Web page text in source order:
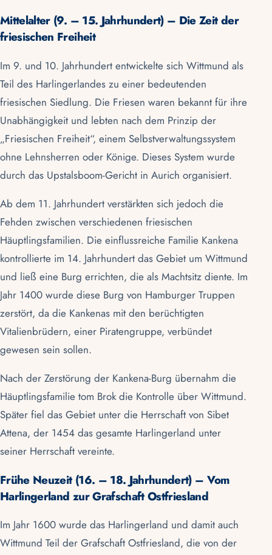
Mittelalter (9. – 15. Jahrhundert) – Die Zeit der
friesischen Freiheit
Im 9. und 10. Jahrhundert entwickelte sich Wittmund als
Teil des Harlingerlandes zu einer bedeutenden
friesischen Siedlung. Die Friesen waren bekannt für ihre
Unabhängigkeit und lebten nach dem Prinzip der
„Friesischen Freiheit“, einem Selbstverwaltungssystem
ohne Lehnsherren oder Könige. Dieses System wurde
durch das Upstalsboom-Gericht in Aurich organisiert.
Ab dem 11. Jahrhundert verstärkten sich jedoch die
Fehden zwischen verschiedenen friesischen
Häuptlingsfamilien. Die einflussreiche Familie Kankena
kontrollierte im 14. Jahrhundert das Gebiet um Wittmund
und ließ eine Burg errichten, die als Machtsitz diente. Im
Jahr 1400 wurde diese Burg von Hamburger Truppen
zerstört, da die Kankenas mit den berüchtigten
Vitalienbrüdern, einer Piratengruppe, verbündet
gewesen sein sollen.
Nach der Zerstörung der Kankena-Burg übernahm die
Häuptlingsfamilie tom Brokdie Kontrolle über Wittmund.
Später fiel das Gebiet unter die Herrschaft von Sibet
Attena, der 1454 das gesamte Harlingerland unter
seiner Herrschaft vereinte.
Frühe Neuzeit (16. – 18. Jahrhundert) – Vom
Harlingerland zur Grafschaft Ostfriesland
Im Jahr 1600 wurde das Harlingerland und damit auch
Wittmund Teil der Grafschaft Ostfriesland, die von der